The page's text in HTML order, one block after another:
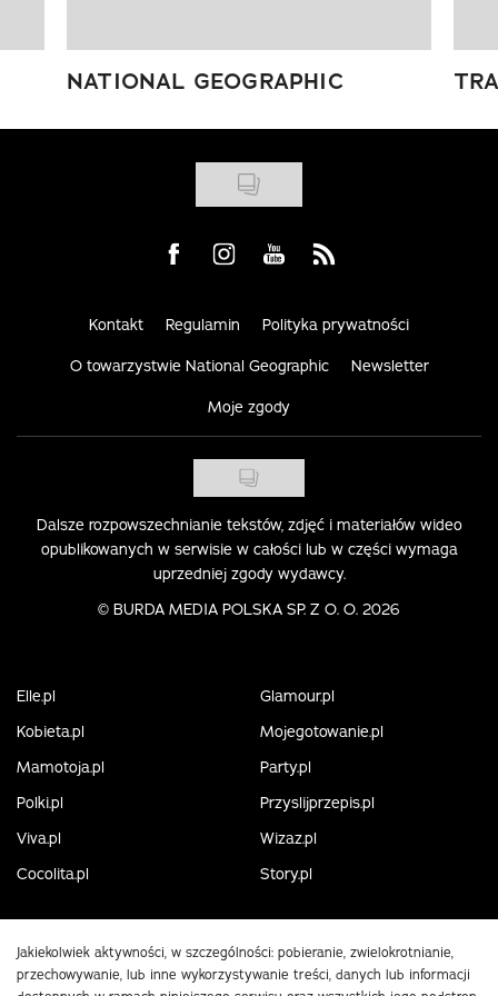
NATIONAL GEOGRAPHIC
Visit us on Facebook
Visit us on Instagram
Visit us on Youtube
Visit us on Rss
Kontakt Regulamin Polityka prywatności
O towarzystwie National Geographic Newsletter
Moje zgody
Dalsze rozpowszechnianie tekstów, zdjęć i materiałów wideo
opublikowanych w serwisie w całości lub w części wymaga
uprzedniej zgody wydawcy.
© BURDA MEDIA POLSKA SP. Z O. O. 2026
Elle.pl
Glamour.pl
Kobieta.pl
Mojegotowanie.pl
Mamotoja.pl
Party.pl
Polki.pl
Przyslijprzepis.pl
Viva.pl
Wizaz.pl
Cocolita.pl
Story.pl
Jakiekolwiek aktywności, w szczególności: pobieranie, zwielokrotnianie,
przechowywanie, lub inne wykorzystywanie treści, danych lub informacji